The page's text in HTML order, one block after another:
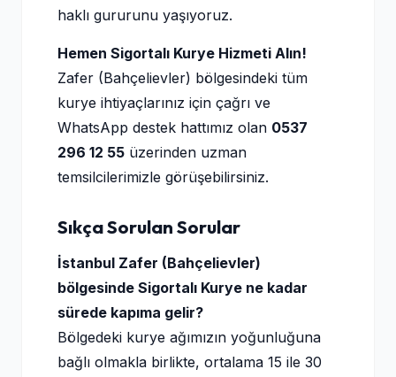
haklı gururunu yaşıyoruz.
Hemen Sigortalı Kurye Hizmeti Alın!
Zafer (Bahçelievler) bölgesindeki tüm
kurye ihtiyaçlarınız için çağrı ve
WhatsApp destek hattımız olan 0537
296 12 55 üzerinden uzman
temsilcilerimizle görüşebilirsiniz.
Sıkça Sorulan Sorular
İstanbul Zafer (Bahçelievler)
bölgesinde Sigortalı Kurye ne kadar
sürede kapıma gelir?
Bölgedeki kurye ağımızın yoğunluğuna
bağlı olmakla birlikte, ortalama 15 ile 30